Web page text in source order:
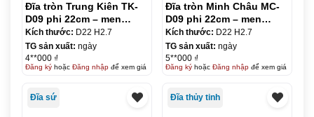
Đĩa tròn Trung Kiên TK-
D09 phi 22cm – men
trắng
Kích thước: D22 H2.7
TG sản xuất: ngày
4**000 ₫
Đăng kýhoặc Đăng nhậpđể xem giá
Đĩa tròn Minh Châu MC-
D09 phi 22cm – men
trắng
Kích thước: D22 H2.7
TG sản xuất: ngày
5**000 ₫
Đăng kýhoặc Đăng nhậpđể xem giá
Đĩa sứ Đĩa thủy tinh